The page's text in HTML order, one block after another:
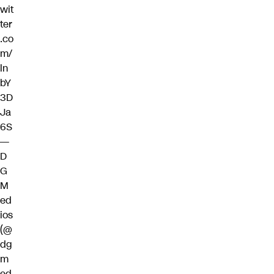
wit
ter
.co
m/
ln
bY
3D
Ja
6S
—
D
G
M
ed
ios
(@
dg
m